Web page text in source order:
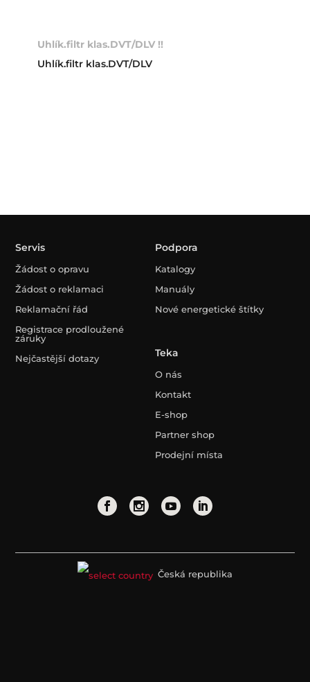
Uhlík.filtr klas.DVT/DLV !!
Uhlík.filtr klas.DVT/DLV
Servis
Žádost o opravu
Žádost o reklamaci
Reklamační řád
Registrace prodloužené
záruky
Nejčastější dotazy
Podpora
Katalogy
Manuály
Nové energetické štítky
Teka
O nás
Kontakt
E-shop
Partner shop
Prodejní místa
Česká republika